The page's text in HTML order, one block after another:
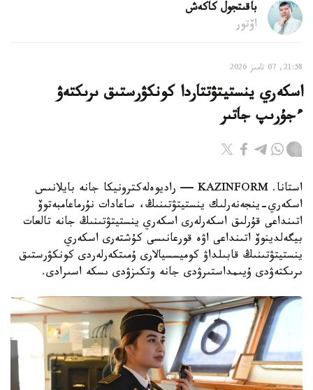
باقىتجول كاكەش
اۆتور
21:58, 07 تامىز 2026
اسكەري ينستيتۋتتاردا كونكۋرستىق ىرىكتەۋ
ءجۇرىپ جاتىر
استانا. KAZINFORM — راديوەلەكترونيكا جانە بايلانىس
اسكەري-ينجەنەرلىك ينستيتۋتىنىڭ، ساعادات نۇرماعامبەتوۆ
اتىنداعى قۇرلىق اسكەرلەرى اسكەري ينستيتۋتىنىڭ جانە تالعات
بيگەلدينوۆ اتىنداعى اۋە قورعانىسى كۇشتەرى اسكەري
ينستيتۋتىنىڭ قابىلداۋ كوميسسيالارى ۇمىتكەرلەردى كونكۋرستىق
ىرىكتەۋدى ۇيىمداستىرۋدى جانە وتكىزۋدى ىسكە اسىرادى.